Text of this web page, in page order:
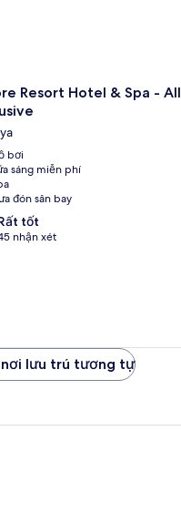
Resort Hotel & Spa - All
bơi
sáng miễn phí
đón sân bay
tốt
nhận xét
nơi lưu trú tương tự